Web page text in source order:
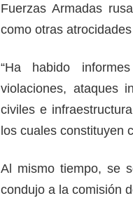
Fuerzas Armadas
como otras
“Ha habido
violaciones, ataques
civiles e
los cuales constituyen
Al mismo tiempo, se
condujo a la comisión